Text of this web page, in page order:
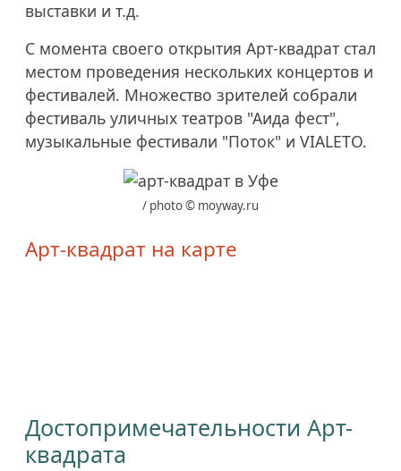
выставки и т.д.
С момента своего открытия Арт-квадрат стал
местом проведения нескольких концертов и
фестивалей. Множество зрителей собрали
фестиваль уличных театров "Аида фест",
музыкальные фестивали "Поток" и VIALETO.
/ photo © moyway.ru
Арт-квадрат на карте
Достопримечательности Арт-
квадрата